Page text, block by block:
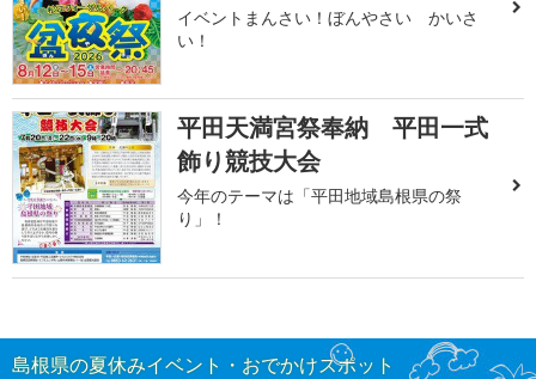
イベントまんさい！ぼんやさい かいさ
い！
平田天満宮祭奉納 平田一式
飾り競技大会
今年のテーマは「平田地域島根県の祭
り」！
島根県の夏休みイベント・おでかけスポット